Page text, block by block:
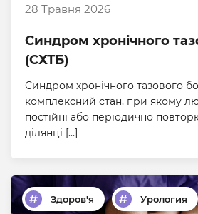
28 Травня 2026
Синдром хронічного
(СХТБ)
Синдром хронічного тазового
комплексний стан, при якому
постійні або періодично
ділянці […]
Здоров'я Урология